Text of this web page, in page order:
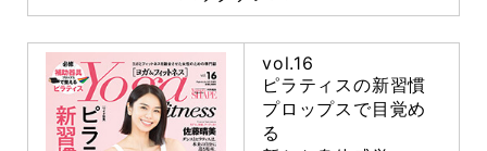
vol.16
ピラティスの新習慣
プロップスで目覚め
る